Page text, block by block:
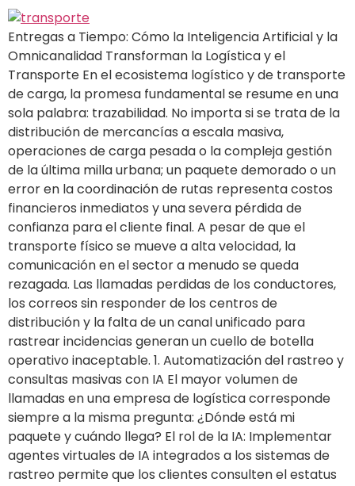
Entregas a Tiempo: Cómo la Inteligencia Artificial y la
Omnicanalidad Transforman la Logística y el
Transporte En el ecosistema logístico y de transporte
de carga, la promesa fundamental se resume en una
sola palabra: trazabilidad. No importa si se trata de la
distribución de mercancías a escala masiva,
operaciones de carga pesada o la compleja gestión
de la última milla urbana; un paquete demorado o un
error en la coordinación de rutas representa costos
financieros inmediatos y una severa pérdida de
confianza para el cliente final. A pesar de que el
transporte físico se mueve a alta velocidad, la
comunicación en el sector a menudo se queda
rezagada. Las llamadas perdidas de los conductores,
los correos sin responder de los centros de
distribución y la falta de un canal unificado para
rastrear incidencias generan un cuello de botella
operativo inaceptable. 1. Automatización del rastreo y
consultas masivas con IA El mayor volumen de
llamadas en una empresa de logística corresponde
siempre a la misma pregunta: ¿Dónde está mi
paquete y cuándo llega? El rol de la IA: Implementar
agentes virtuales de IA integrados a los sistemas de
rastreo permite que los clientes consulten el estatus